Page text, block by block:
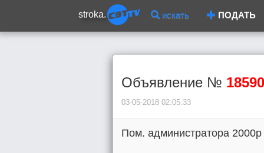
stroka. искать ПОДАТЬ
Объявление № 18590
03-05-2018 02:05:33
Пом. администратора